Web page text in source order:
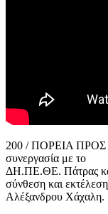
200 / ΠΟΡΕΙΑ
συνεργασία με το
ΔΗ.ΠΕ.ΘΕ. Πάτρας
σύνθεση και εκτέλεση
Αλέξανδρου Χάχαλη.